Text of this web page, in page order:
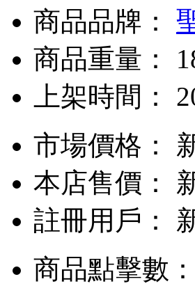
商品品牌：
商品重量：
上架時間：
市場價格：
本店售價：
註冊用戶：
商品點擊數